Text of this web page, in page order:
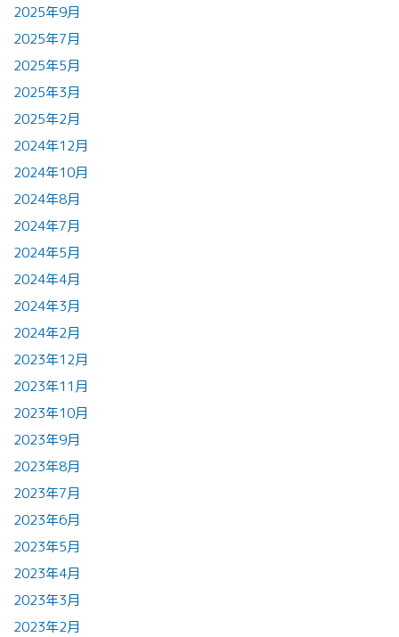
2025年9月
2025年7月
2025年5月
2025年3月
2025年2月
2024年12月
2024年10月
2024年8月
2024年7月
2024年5月
2024年4月
2024年3月
2024年2月
2023年12月
2023年11月
2023年10月
2023年9月
2023年8月
2023年7月
2023年6月
2023年5月
2023年4月
2023年3月
2023年2月